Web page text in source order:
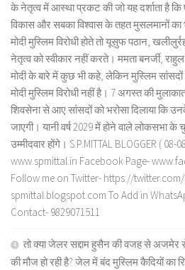
के नेतृत्व में आस्था प्रकट की जो यह दर्शाता है कि
विकास और सबका विश्वास के तहत मुसलमानों का
मोदी मुस्लिम विरोधी होते तो यूसुफ पठान,
नेतृत्व को स्वीकार नहीं करते। ममता बनर्जी,
मोदी के बारे में कुछ भी कहे, लेकिन मुस्लिम सांसदों
मोदी मुस्लिम विरोधी नहीं है। 7 अगस्त की
शिवसेना से आए सांसदों को भरोसा दिलाया कि
जाएगी। यानी वर्ष 2029 में होने वाले लोकसभा
उम्मीदवार होंगे। S.P.MITTAL BLOGGER ( 08-
www.spmittal.in Facebook Page-
Follow me on Twitter- https://
spmittal.blogspot.com To Add in
Contact- 9829071511
तो क्या जेलर सद्दाम हुसैन की वजह से
की मौज हो रही है? जेल में बंद मुस्लिम कैदियों का